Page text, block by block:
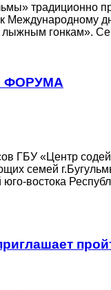
традиционно
Международному
гонкам».
ФОРУМА
ГБУ «Центр
семей
востока